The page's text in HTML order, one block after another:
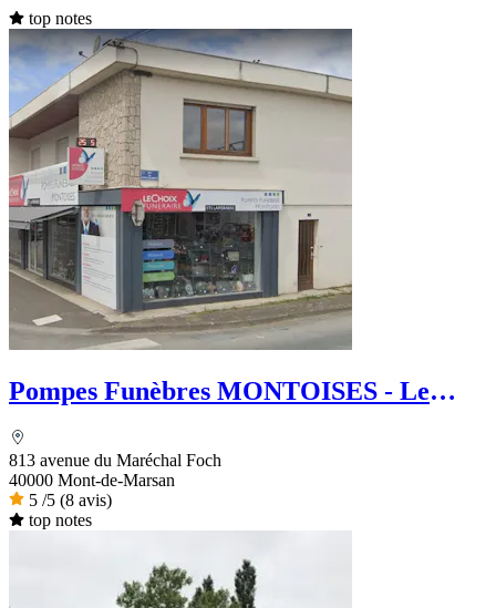
top notes
Pompes Funèbres MONTOISES - Le
813 avenue du Maréchal Foch
40000 Mont-de-Marsan
5 /5 (8 avis)
top notes